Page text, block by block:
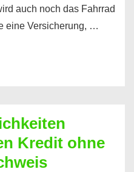
auch noch das Fahrrad
eine Versicherung, …
Kredit ohne